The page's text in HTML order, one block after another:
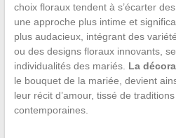
choix floraux tendent à s’écarter
une approche plus intime et
plus audacieux, intégrant des
ou des designs floraux innovants,
individualités des mariés. La
le bouquet de la mariée, devient
leur récit d’amour, tissé de
contemporaines.